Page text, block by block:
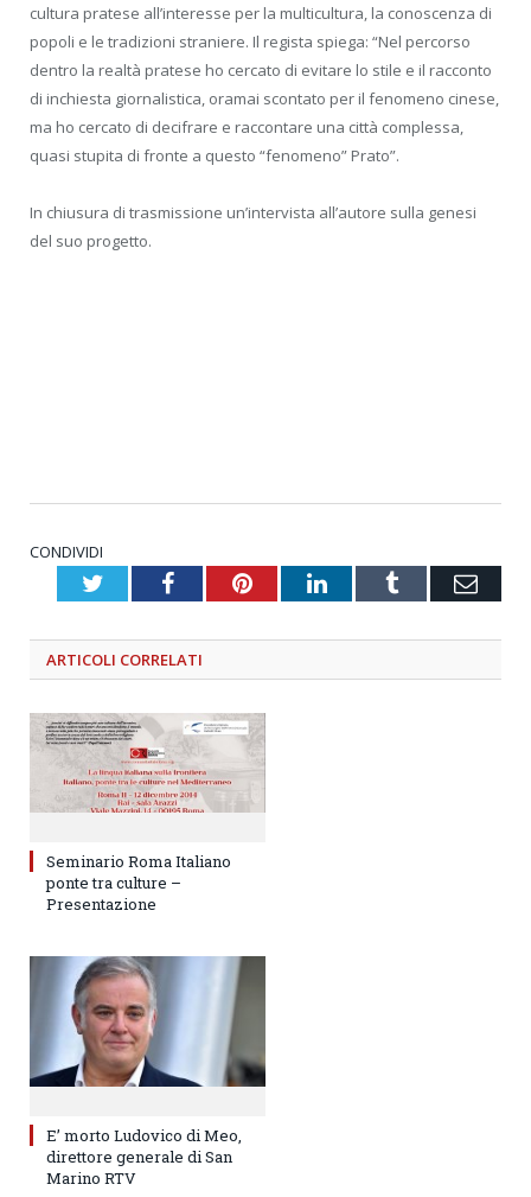
cultura pratese all’interesse per la multicultura, la conoscenza di
popoli e le tradizioni straniere. Il regista spiega: “Nel percorso
dentro la realtà pratese ho cercato di evitare lo stile e il racconto
di inchiesta giornalistica, oramai scontato per il fenomeno cinese,
ma ho cercato di decifrare e raccontare una città complessa,
quasi stupita di fronte a questo “fenomeno” Prato”.
In chiusura di trasmissione un’intervista all’autore sulla genesi
del suo progetto.
CONDIVIDI
TwitterFacebookPinterestLinkedInTumblr
ARTICOLI CORRELATI
Seminario Roma Italiano
ponte tra culture –
Presentazione
E’ morto Ludovico di Meo,
direttore generale di San
Marino RTV